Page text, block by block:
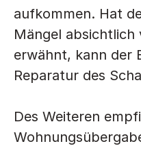
aufkommen. Hat
Mängel
erwähnt, kann der
Reparatur des
Des Weiteren